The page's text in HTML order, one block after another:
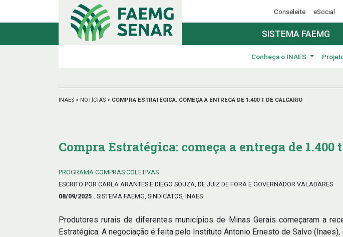
Conseleite eSocial
SISTEMA FAEMG
Conheça o INAES
INAES > NOTÍCIAS > COMPRA ESTRATÉGICA: COMEÇA A ENTREGA DE 1.400 T DE CALCÁRIO
Compra Estratégica: começa a entrega de 1.400
PROGRAMA COMPRAS COLETIVAS
ESCRITO POR CARLA ARANTES E DIEGO SOUZA, DE JUIZ DE FORA E GOVERNADOR VALADARES
08/09/2025 . SISTEMA FAEMG, SINDICATOS, INAES
Produtores rurais de diferentes municípios de Minas Gerais começaram a
Estratégica. A negociação é feita pelo Instituto Antonio Ernesto de Salvo